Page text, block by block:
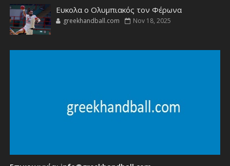
Ευκολα ο Ολυμπιακός τον Φέρωνα
greekhandball.com Nov 18, 2025